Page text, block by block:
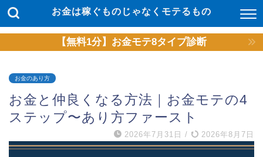
お金は稼ぐものじゃなくモテるもの
【無料1分】お金モテ8タイプ診断
お金のあり方
お金と仲良くなる方法｜お金モテの4
ステップ〜あり方ファースト
2026年7月31日 / 2026年8月7日